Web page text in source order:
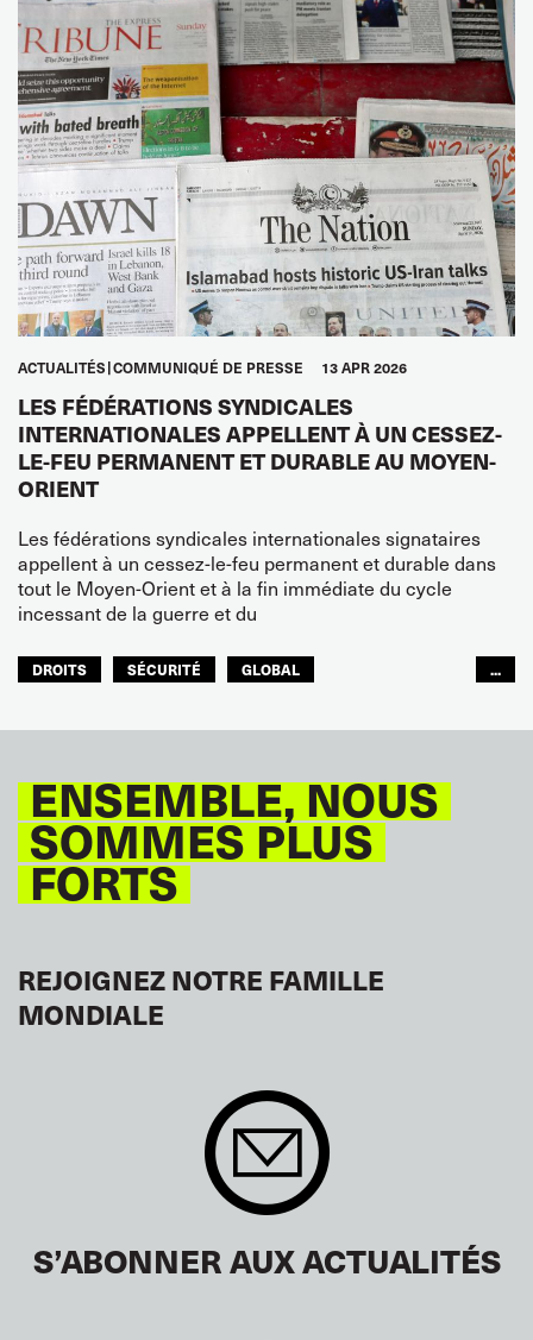
ACTUALITÉS COMMUNIQUÉ DE PRESSE 13 APR 2026
LES FÉDÉRATIONS SYNDICALES
INTERNATIONALES APPELLENT À UN CESSEZ-
LE-FEU PERMANENT ET DURABLE AU MOYEN-
ORIENT
Les fédérations syndicales internationales signataires
appellent à un cessez-le-feu permanent et durable dans
tout le Moyen-Orient et à la fin immédiate du cycle
incessant de la guerre et du
DROITS SÉCURITÉ
GLOBAL
...
ENSEMBLE, NOUS
SOMMES PLUS
FORTS
REJOIGNEZ NOTRE FAMILLE
MONDIALE
S’ABONNER AUX ACTUALITÉS